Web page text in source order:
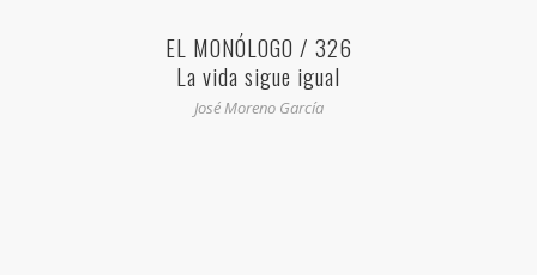
EL MONÓLOGO / 326
La vida sigue igual
José Moreno García